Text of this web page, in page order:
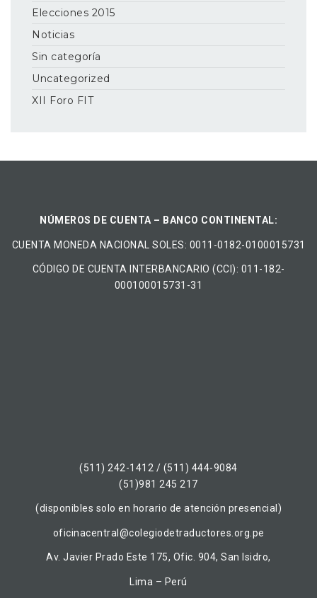
Elecciones 2015
Noticias
Sin categoría
Uncategorized
XII Foro FIT
NÚMEROS DE CUENTA – BANCO CONTINENTAL:
CUENTA MONEDA NACIONAL​ ​SOLES​: 0011-0182-0100015731
CÓDIGO DE CUENTA INTERBANCARIO (CCI): 011-182-
000100015731-31
(511) 242-1412 / (511) 444-9084
(51)981 245 217
(disponibles solo en horario de atención presencial)
oficinacentral@colegiodetraductores.org.pe
Av. Javier Prado Este 175, Ofic. 904, San Isidro,
Lima – Perú